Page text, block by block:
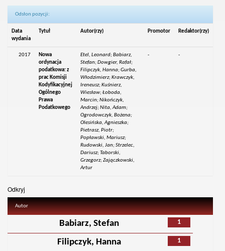
Odsłon pozycji:
Data
wydania
Tytuł Autor(rzy) Promotor Redaktor(rzy)
2017
Nowa
ordynacja
podatkowa: z
prac Komisji
Kodyfikacyjnej
Ogólnego
Prawa
Podatkowego
Etel, Leonard; Babiarz,
Stefan; Dowgier, Rafał;
Filipczyk, Hanna; Gurba,
Włodzimierz; Krawczyk,
Ireneusz; Kuśnierz,
Wiesław; Łoboda,
Marcin; Nikończyk,
Andrzej; Nita, Adam;
Ogrodowczyk, Bożena;
Olesińska, Agnieszka;
Pietrasz, Piotr;
Popławski, Mariusz;
Rudowski, Jan; Strzelec,
Dariusz; Taborski,
Grzegorz; Zajączkowski,
Artur
- -
Odkryj
Autor
1
Babiarz, Stefan
1
Filipczyk, Hanna